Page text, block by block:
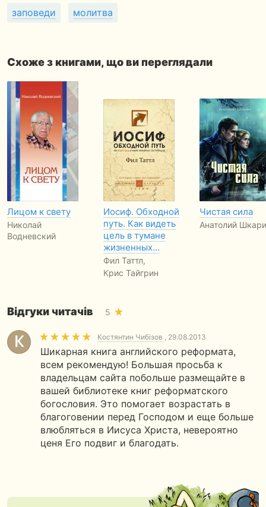
заповеди молитва
Схоже з книгами, що ви переглядали
Лицом к свету
Николай
Водневский
Иосиф. Обходной
путь. Как видеть
цель в тумане
жизненных…
Фил Таттл,
Крис Тайгрин
Чистая сила
Анатолий
Відгуки читачів 5
Костянтин Чибізов , 29.08.2013
Шикарная книга английского реформата,
всем рекомендую! Большая просьба к
владельцам сайта побольше размещайте в
вашей библиотеке книг реформатского
богословия. Это помогает возрастать в
благоговении перед Господом и еще больше
влюбляться в Иисуса Христа, невероятно
ценя Его подвиг и благодать.